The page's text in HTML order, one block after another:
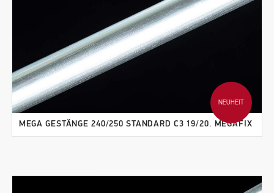
NEUHEIT
MEGA GESTÄNGE 240/250 STANDARD C3 19/20. MEGAFIX